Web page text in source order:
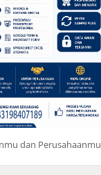
dan Perusahaanmu